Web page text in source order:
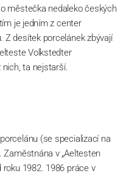
městečka nedaleko českých
je jedním z center
Z desítek porcelánek zbývají
Volkstedter
nich, ta nejstarší.
(se specializací na
v „Aeltesten
1982. 1986 práce v